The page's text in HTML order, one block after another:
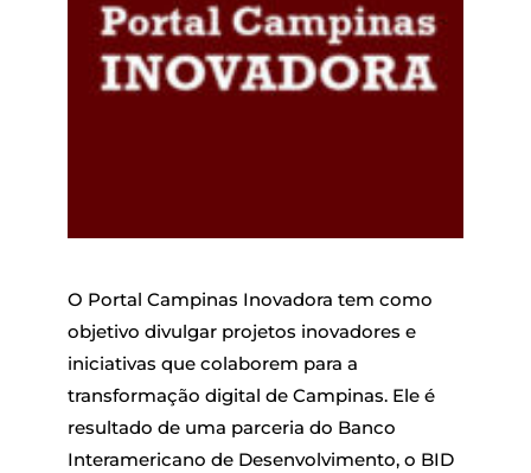
O Portal Campinas Inovadora tem como
objetivo divulgar projetos inovadores e
iniciativas que colaborem para a
transformação digital de Campinas. Ele é
resultado de uma parceria do Banco
Interamericano de Desenvolvimento, o BID